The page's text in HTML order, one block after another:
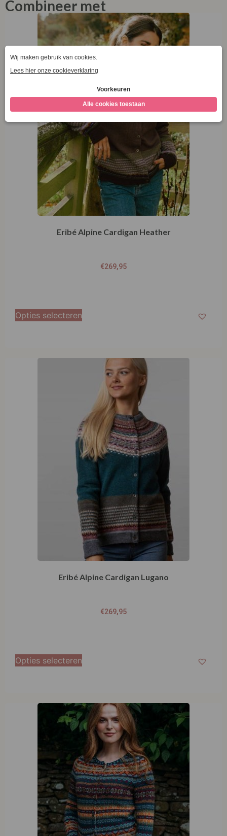
Combineer met
Eribé Alpine Cardigan Heather
€269,95
Opties selecteren
Eribé Alpine Cardigan Lugano
€269,95
Opties selecteren